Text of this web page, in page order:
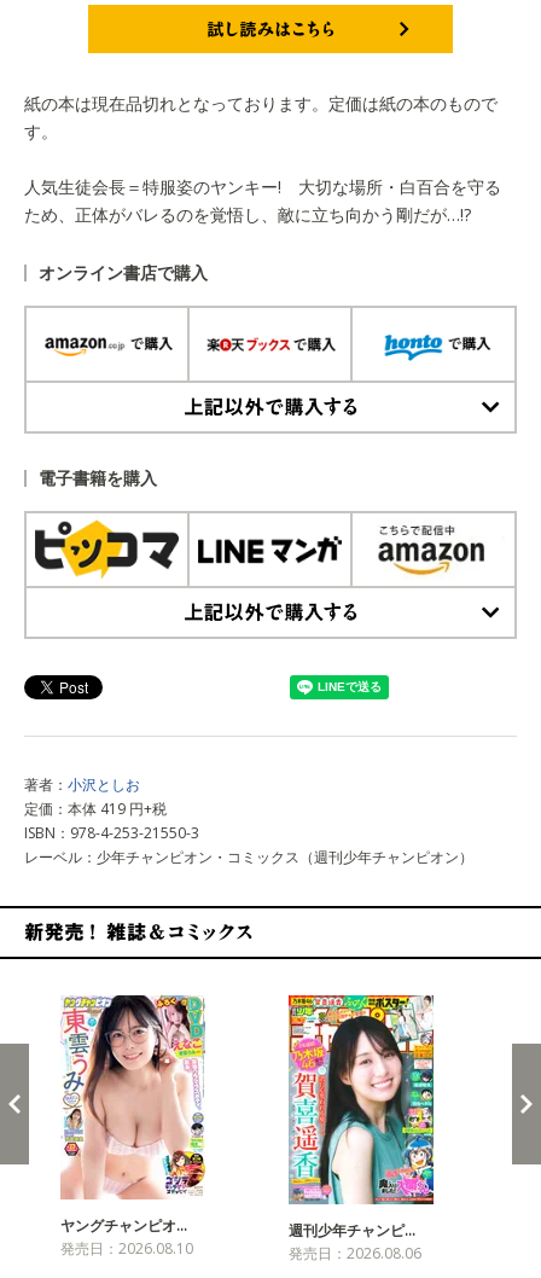
紙の本は現在品切れとなっております。定価は紙の本のもので
す。
人気生徒会長＝特服姿のヤンキー! 大切な場所・白百合を守る
ため、正体がバレるのを覚悟し、敵に立ち向かう剛だが…!?
オンライン書店で購入
電子書籍を購入
著者： 小沢としお
定価：本体 419 円+税
ISBN：978-4-253-21550-3
レーベル：少年チャンピオン・コミックス（週刊少年チャンピオン）
ヤングチャンピオ…
発売日：2026.08.10
週刊少年チャンピ…
発売日：2026.08.06